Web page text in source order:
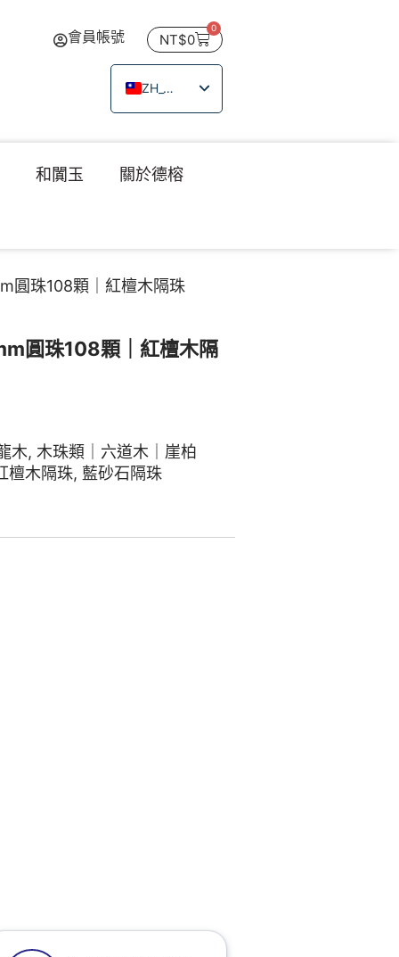
會員帳號 NT$0
0
ZH_TW
EN
JA
TH
和闐玉 關於德榕
圓珠108顆｜紅檀木隔珠
圓珠108顆｜紅檀木隔
木, 木珠類｜六道木｜崖柏
檀木隔珠, 藍砂石隔珠